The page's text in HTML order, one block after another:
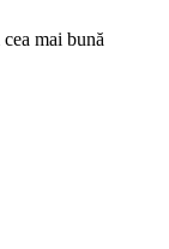
mai bună